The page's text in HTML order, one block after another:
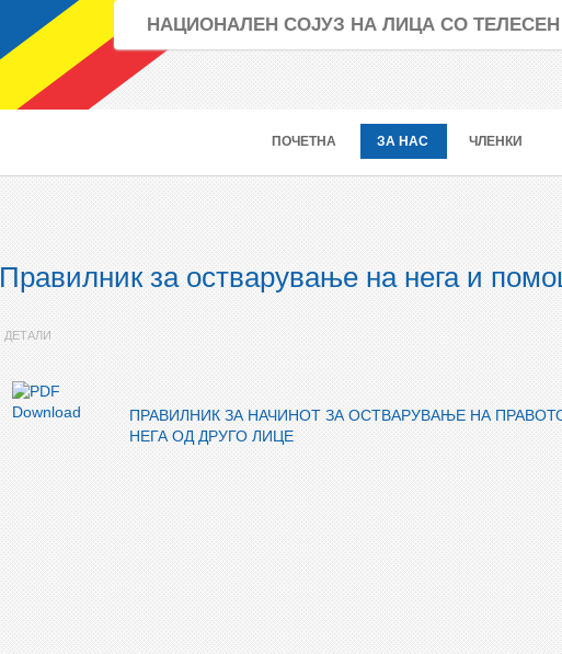
НАЦИОНАЛЕН СОЈУЗ НА ЛИЦА СО
ПОЧЕТНА ЗА НАС ЧЛЕНКИ
Правилник за остварување на нега и
ДЕТАЛИ
ПРАВИЛНИК ЗА НАЧИНОТ ЗА ОСТВАРУВАЊЕ НА
НЕГА ОД ДРУГО ЛИЦЕ